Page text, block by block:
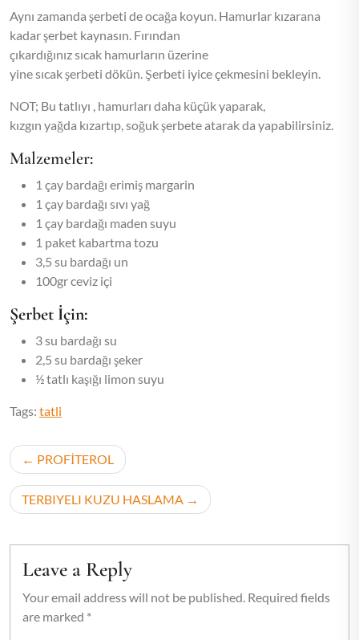
Aynı zamanda şerbeti de ocağa koyun. Hamurlar kızarana
kadar şerbet kaynasın. Fırından
çıkardığınız sıcak hamurların üzerine
yine sıcak şerbeti dökün. Şerbeti iyice çekmesini bekleyin.
NOT; Bu tatlıyı , hamurları daha küçük yaparak,
kızgın yağda kızartıp, soğuk şerbete atarak da yapabilirsiniz.
Malzemeler:
1 çay bardağı erimiş margarin
1 çay bardağı sıvı yağ
1 çay bardağı maden suyu
1 paket kabartma tozu
3,5 su bardağı un
100gr ceviz içi
Şerbet İçin:
3 su bardağı su
2,5 su bardağı şeker
½ tatlı kaşığı limon suyu
Tags: tatli
Post
navigation
PROFİTEROL
TERBIYELI KUZU HASLAMA
Leave a Reply
Your email address will not be published. Required fields
are marked *